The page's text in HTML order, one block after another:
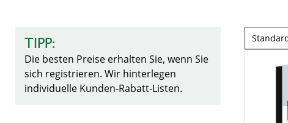
TIPP:
Die besten Preise erhalten Sie, wenn Sie
sich registrieren. Wir hinterlegen
individuelle Kunden-Rabatt-Listen.